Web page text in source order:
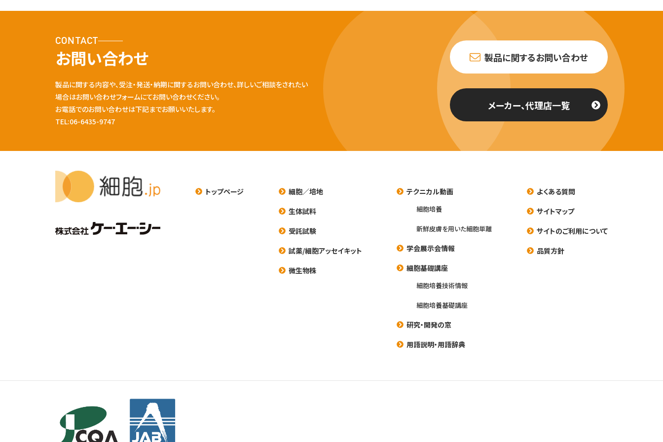
CONTACT
お問い合わせ
製品に関する内容や、受注・発送・納期に関するお問い合わせ、詳しいご相談をされたい
場合はお問い合わせフォームにてお問い合わせください。
お電話でのお問い合わせは下記までお願いいたします。
TEL:06-6435-9747
製品に関するお問い合わせ
メーカー、代理店一覧
トップページ
細胞／培地
生体試料
受託試験
試薬/細胞アッセイキット
微生物株
テクニカル動画
細胞培養
新鮮皮膚を用いた細胞単離
学会展示会情報
細胞基礎講座
細胞培養技術情報
細胞培養基礎講座
研究・開発の窓
用語説明・用語辞典
よくある質問
サイトマップ
サイトのご利用について
品質方針